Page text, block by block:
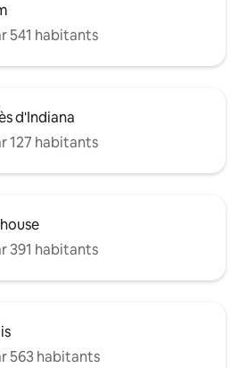
541 habitants
d'Indiana
127 habitants
391 habitants
563 habitants